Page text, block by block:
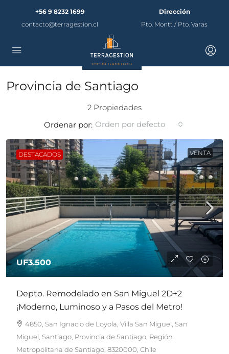
+56 9 8232 1699
contacto@terragestion.cl
Dirección
Pto. Montt / Pto. Varas
Provincia de Santiago
2 Propiedades
Ordenar por: Orden por defecto
DESTACADOS VENTA
UF3.500
Depto. Remodelado en San Miguel 2D+2
¡Moderno, Luminoso y a Pasos del Metro!
4850, San Ignacio de Loyola, Villa San Miguel, San
Miguel, Santiago, Provincia de Santiago, Región
Metropolitana de Santiago, 8320000, Chile